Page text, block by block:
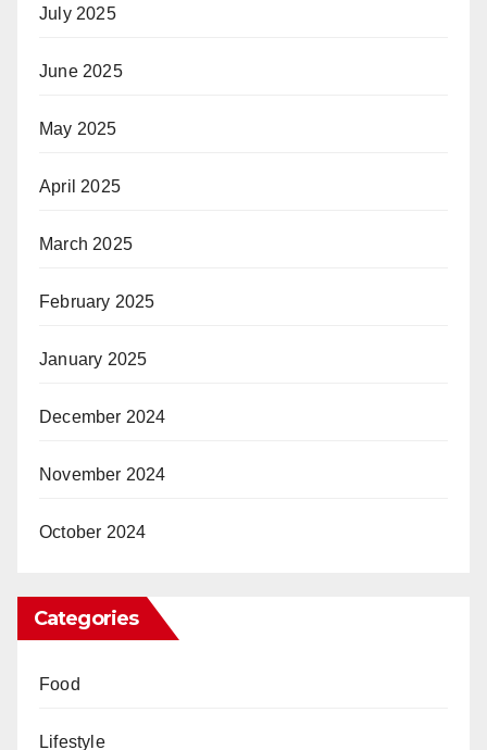
July 2025
June 2025
May 2025
April 2025
March 2025
February 2025
January 2025
December 2024
November 2024
October 2024
Categories
Food
Lifestyle